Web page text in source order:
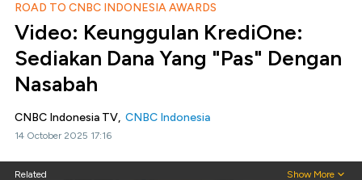
ROAD TO CNBC INDONESIA AWARDS
Video: Keunggulan KrediOne:
Sediakan Dana Yang "Pas" Dengan
Nasabah
CNBC Indonesia TV, CNBC Indonesia
14 October 2025 17:16
Related Show More